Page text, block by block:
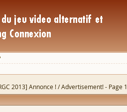
2013] Annonce ! / Advertisement! - Page 1